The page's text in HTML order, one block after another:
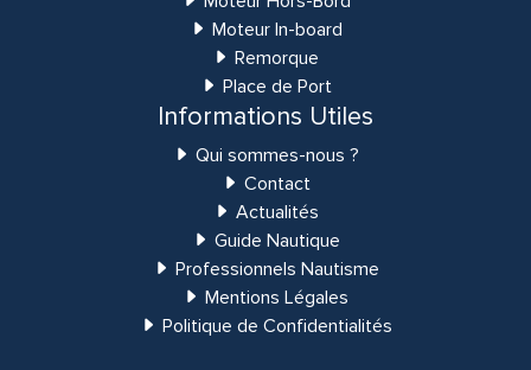
Moteur In-board
Remorque
Place de Port
Informations Utiles
Qui sommes-nous ?
Contact
Actualités
Guide Nautique
Professionnels Nautisme
Mentions Légales
Politique de Confidentialités